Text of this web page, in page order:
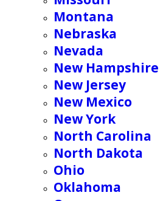
Montana
Nebraska
Nevada
New Hampshire
New Jersey
New Mexico
New York
North Carolina
North Dakota
Ohio
Oklahoma